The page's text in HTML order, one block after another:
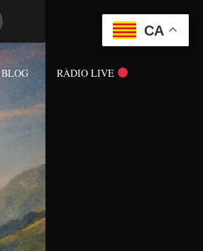
BLOG RÀDIO LIVE
CA